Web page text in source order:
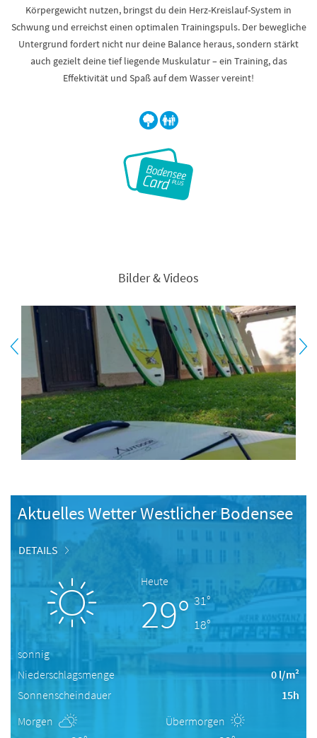
Körpergewicht nutzen, bringst du dein Herz-Kreislauf-System in
Schwung und erreichst einen optimalen Trainingspuls. Der bewegliche
Untergrund fordert nicht nur deine Balance heraus, sondern stärkt
auch gezielt deine tief liegende Muskulatur – ein Training, das
Effektivität und Spaß auf dem Wasser vereint!
Bilder & Videos
Aktuelles Wetter Westlicher Bodensee
DETAILS
Heute
29° 31°
18°
sonnig
Niederschlagsmenge
0 l/m²
Sonnenscheindauer
15h
Morgen
Übermorgen